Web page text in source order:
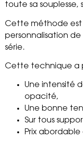
toute sa
Cette méthode est
personnalisation
série.
Cette technique a
Une intensité
opacité,
Une bonne
Sur tous
Prix abordable